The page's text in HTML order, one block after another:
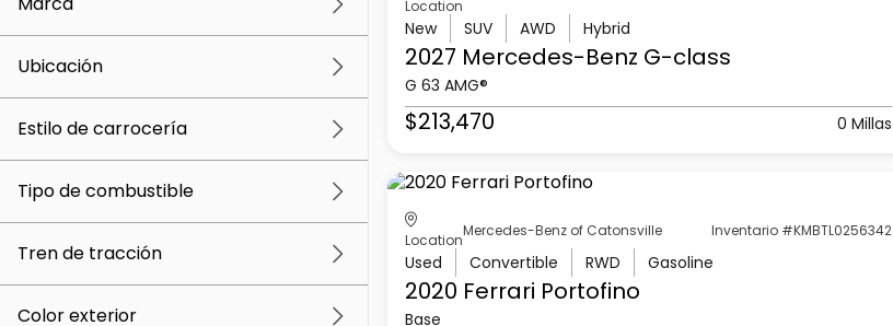
Ubicación
Estilo de carrocería
Tipo de combustible
Tren de tracción
Color exterior
Location
New SUV AWD Hybrid
2027 Mercedes-Benz G-class
G 63 AMG®
$213,470 0 Millas
Location
Mercedes-Benz of Catonsville Inventario #KMBTL0256342
Used Convertible RWD Gasoline
2020 Ferrari Portofino
Base